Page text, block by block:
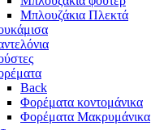
Μπλουζάκια Πλεκτά
Back
Φορέματα κοντομάνικα
Φορέματα Μακρυμάνικα